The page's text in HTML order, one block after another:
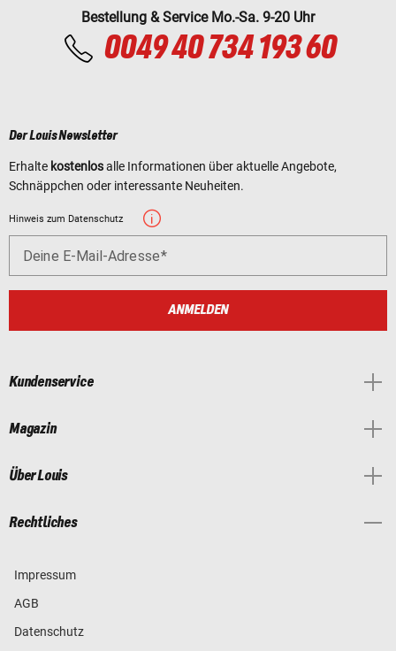
Bestellung & Service Mo.-Sa. 9-20 Uhr
0049 40 734 193 60
Der Louis Newsletter
Erhalte kostenlosalle Informationen über aktuelle Angebote,
Schnäppchen oder interessante Neuheiten.
Hinweis zum Datenschutz
Deine E-Mail-Adresse
ANMELDEN
Kundenservice
Magazin
Über Louis
Rechtliches
Impressum
AGB
Datenschutz